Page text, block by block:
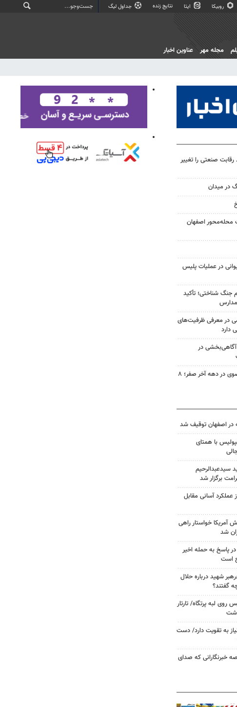
روبیکا ایتا نتایج زنده جداول لیگ
مجله مهر عناوین اخبار
صنعتی را تغییر
در میدان
محله‌محور اصفهان
مریوانی در عملیات پلیس
شناختی؛ تأکید
مدارس
در معرفی ظرفیت‌های
دارد
در
تأمین نان گرم زائران رضوی در دهه آخر صفر؛ ۸
با همتای
سیدعبدالرحیم
برگزار شد
عملکرد آسانی مقابل
خواستار راهی
شد
پاسخ به حمله اخیر
است
شهید درباره حلال
گفتند؟
لبه پرتگاه/ تارتار
به تقویت دارد/ دست
خبرنگارانی که صدای